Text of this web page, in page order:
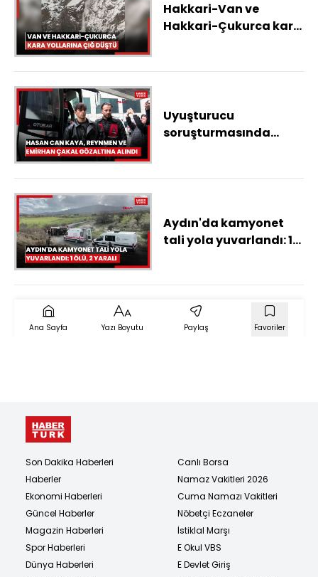
Hakkari-Van ve
Hakkari-Çukurca kara
Uyuşturucu
soruşturmasında
alındı
Aydın'da kamyonet
tali yola yuvarlandı: 1
Ana Sayfa Yazı Boyutu Paylaş Favoriler
Son Dakika Haberleri
Haberler
Ekonomi Haberleri
Güncel Haberler
Magazin Haberleri
Spor Haberleri
Dünya Haberleri
Canlı Borsa
Namaz Vakitleri 2026
Cuma Namazı Vakitleri
Nöbetçi Eczaneler
İstiklal Marşı
E Okul VBS
E Devlet Giriş